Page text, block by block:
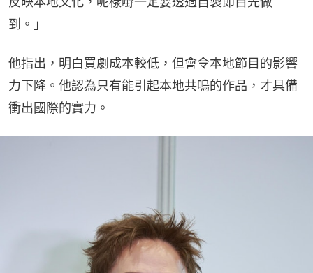
到。」
他指出，明白買劇成本較低，但會令本地節目的影響
力下降。他認為只有能引起本地共鳴的作品，才具備
衝出國際的實力。